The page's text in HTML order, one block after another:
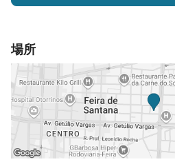
場所